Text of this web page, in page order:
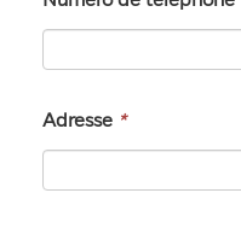
Adresse *